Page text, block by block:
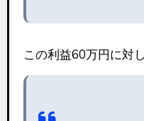
この利益60万円に対